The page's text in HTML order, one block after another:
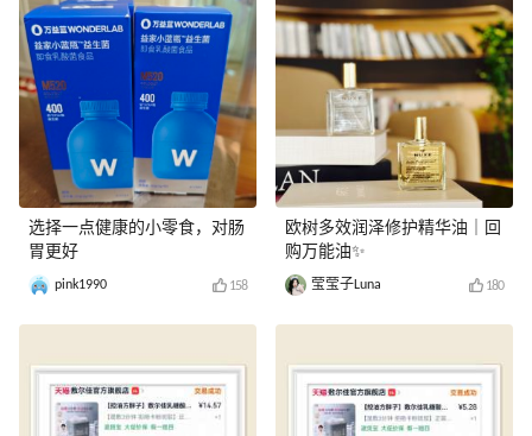
选择一点健康的小零食，对肠
胃更好
pink1990 158
欧树多效润泽修护精华油｜回
购万能油✨
莹莹子Luna 180